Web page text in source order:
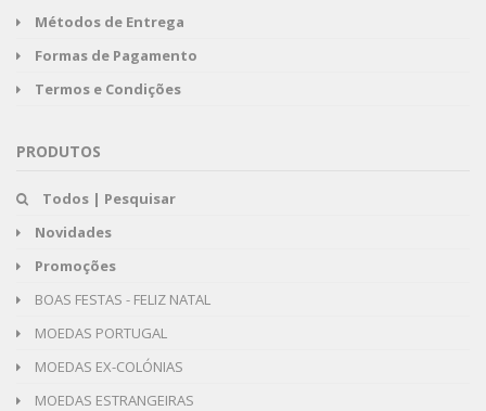
Métodos de Entrega
Formas de Pagamento
Termos e Condições
PRODUTOS
Todos | Pesquisar
Novidades
Promoções
BOAS FESTAS - FELIZ NATAL
MOEDAS PORTUGAL
MOEDAS EX-COLÓNIAS
MOEDAS ESTRANGEIRAS